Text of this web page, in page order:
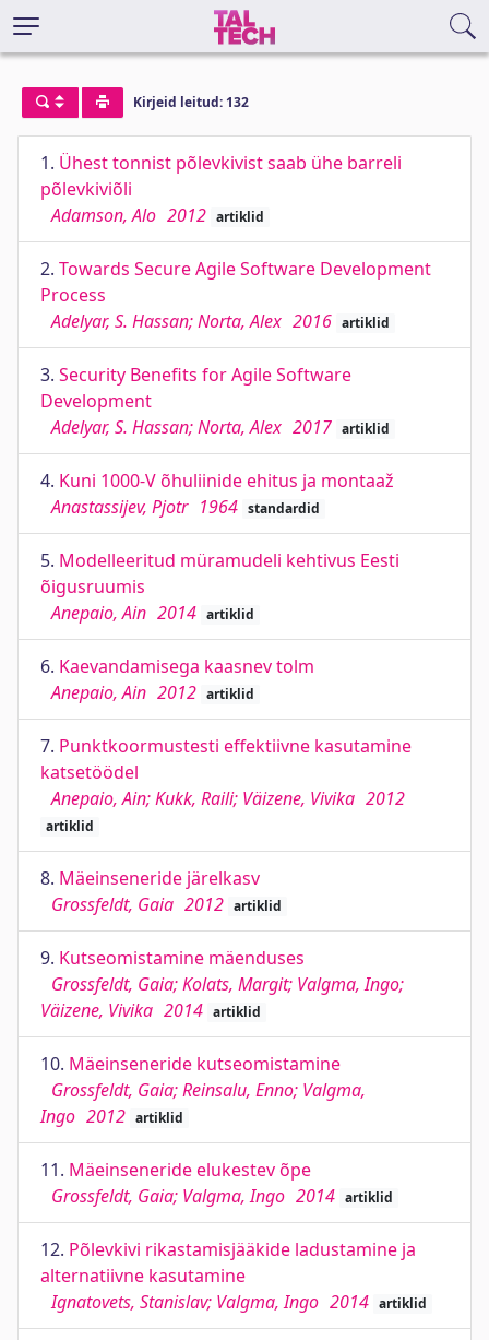
Kirjeid leitud: 132
1. Ühest tonnist põlevkivist saab ühe barreli
põlevkiviõli
Adamson, Alo 2012 artiklid
2. Towards Secure Agile Software Development
Process
Adelyar, S. Hassan; Norta, Alex 2016 artiklid
3. Security Benefits for Agile Software
Development
Adelyar, S. Hassan; Norta, Alex 2017 artiklid
4. Kuni 1000-V õhuliinide ehitus ja montaaž
Anastassijev, Pjotr 1964 standardid
5. Modelleeritud müramudeli kehtivus Eesti
õigusruumis
Anepaio, Ain 2014 artiklid
6. Kaevandamisega kaasnev tolm
Anepaio, Ain 2012 artiklid
7. Punktkoormustesti effektiivne kasutamine
katsetöödel
Anepaio, Ain; Kukk, Raili; Väizene, Vivika 2012
artiklid
8. Mäeinseneride järelkasv
Grossfeldt, Gaia 2012 artiklid
9. Kutseomistamine mäenduses
Grossfeldt, Gaia; Kolats, Margit; Valgma, Ingo;
Väizene, Vivika 2014 artiklid
10. Mäeinseneride kutseomistamine
Grossfeldt, Gaia; Reinsalu, Enno; Valgma,
Ingo 2012 artiklid
11. Mäeinseneride elukestev õpe
Grossfeldt, Gaia; Valgma, Ingo 2014 artiklid
12. Põlevkivi rikastamisjääkide ladustamine ja
alternatiivne kasutamine
Ignatovets, Stanislav; Valgma, Ingo 2014 artiklid